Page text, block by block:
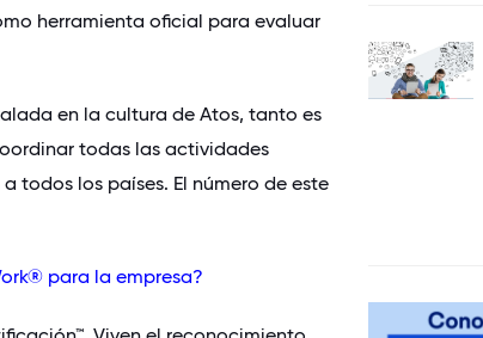
herramienta oficial para evaluar
en la cultura de Atos, tanto es
todas las actividades
todos los países. El número de este
para la empresa?